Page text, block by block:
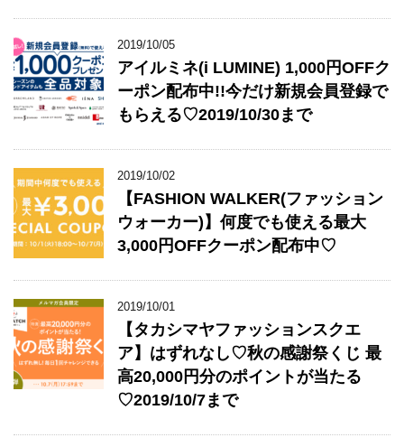
2019/10/05
アイルミネ(i LUMINE) 1,000円OFFク
ーポン配布中!!今だけ新規会員登録で
もらえる♡2019/10/30まで
2019/10/02
【FASHION WALKER(ファッション
ウォーカー)】何度でも使える最大
3,000円OFFクーポン配布中♡
2019/10/01
【タカシマヤファッションスクエ
ア】はずれなし♡秋の感謝祭くじ 最
高20,000円分のポイントが当たる
♡2019/10/7まで